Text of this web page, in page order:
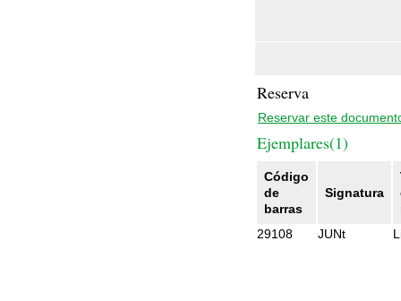
Reserva
Reservar este
Ejemplares(1)
Código
de
barras
Signatura
29108
JUNt